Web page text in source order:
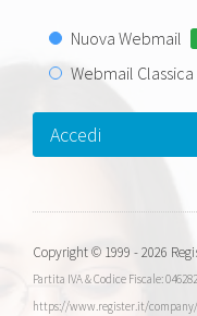
Nuova Webmail
Webmail
Accedi
Copyright © 1999 - 2026
Partita IVA & Codice Fiscale:
https://www.register.it/